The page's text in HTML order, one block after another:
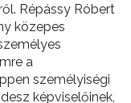
Répássy Róbert
közepes
a
személyiségi
képviselőinek,